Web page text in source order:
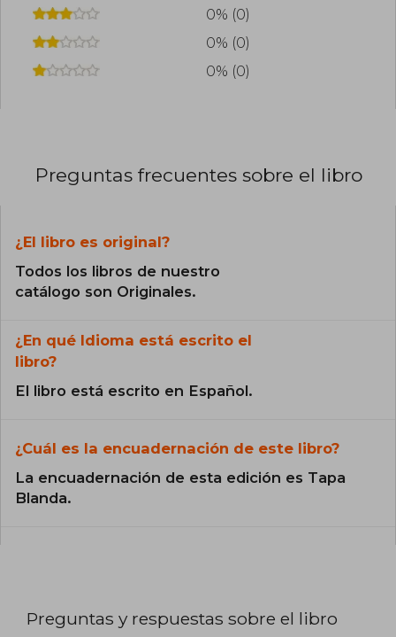
0% (0)
0% (0)
0% (0)
Preguntas frecuentes sobre el libro
¿El libro es original?
Todos los libros de nuestro
catálogo son Originales.
¿En qué Idioma está escrito el
libro?
El libro está escrito en Español.
¿Cuál es la encuadernación de este libro?
La encuadernación de esta edición es Tapa
Blanda.
Preguntas y respuestas sobre el libro